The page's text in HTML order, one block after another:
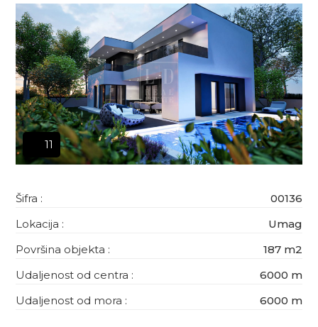
11
Šifra :
00136
Lokacija :
Umag
Površina objekta :
187 m2
Udaljenost od centra :
6000 m
Udaljenost od mora :
6000 m